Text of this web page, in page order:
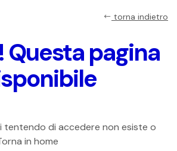
torna indietro
Questa pagina
tentendo di accedere non esiste o
in home